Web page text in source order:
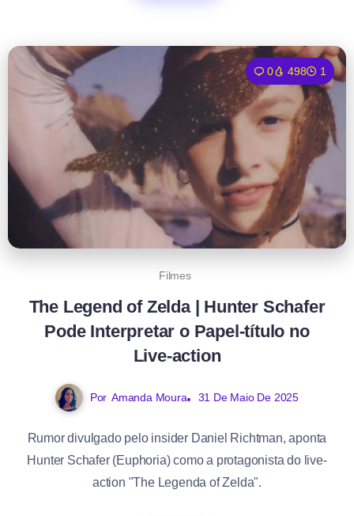
0 498 1
Filmes
The Legend of Zelda | Hunter Schafer
Pode Interpretar o Papel-título no
Live-action
Por Amanda Moura 31 De Maio De 2025
Rumor divulgado pelo insider Daniel Richtman, aponta
Hunter Schafer (Euphoria) como a protagonista do live-
action "The Legenda of Zelda".